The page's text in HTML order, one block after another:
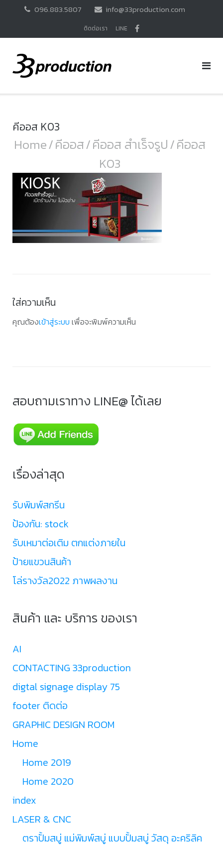
096.883.5807 info@33production.com
ติดต่อเรา LINE
คีออส K03
Home/คีออส/คีออส สำเร็จรูป/คีออส
K03
ใส่ความเห็น
คุณต้องเข้าสู่ระบบ เพื่อจะพิมพ์ความเห็น
สอบถามเราทาง LINE@ ได้เลย
เรื่องล่าสุด
รับพิมพ์สกรีน
ป้องกัน: stock
รับเหมาต่อเติม ตกแต่งภายใน
ป้ายแขวนสินค้า
โล่รางวัล2022 ภาพผลงาน
สินค้า และ บริการ ของเรา
AI
CONTACTING 33production
digtal signage display 75
footer ติดต่อ
GRAPHIC DESIGN ROOM
Home
Home 2019
Home 2020
index
LASER & CNC
ตราปั้มสบู่ แม่พิมพ์สบู่ แบบปั้มสบู่ วัสดุ อะคริลิค